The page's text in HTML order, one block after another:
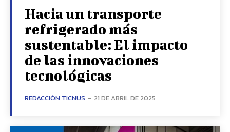
Hacia un transporte
refrigerado más
sustentable: El impacto
de las innovaciones
tecnológicas
REDACCIÓN TICNUS - 21 DE ABRIL DE 2025